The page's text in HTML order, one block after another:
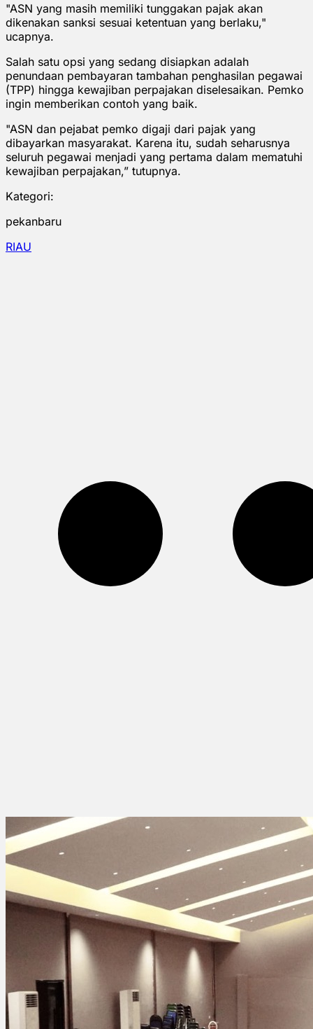
"ASN yang masih memiliki tunggakan pajak akan
dikenakan sanksi sesuai ketentuan yang berlaku,"
ucapnya.
Salah satu opsi yang sedang disiapkan adalah
penundaan pembayaran tambahan penghasilan pegawai
(TPP) hingga kewajiban perpajakan diselesaikan. Pemko
ingin memberikan contoh yang baik.
"ASN dan pejabat pemko digaji dari pajak yang
dibayarkan masyarakat. Karena itu, sudah seharusnya
seluruh pegawai menjadi yang pertama dalam mematuhi
kewajiban perpajakan,” tutupnya.
Kategori:
pekanbaru
RIAU